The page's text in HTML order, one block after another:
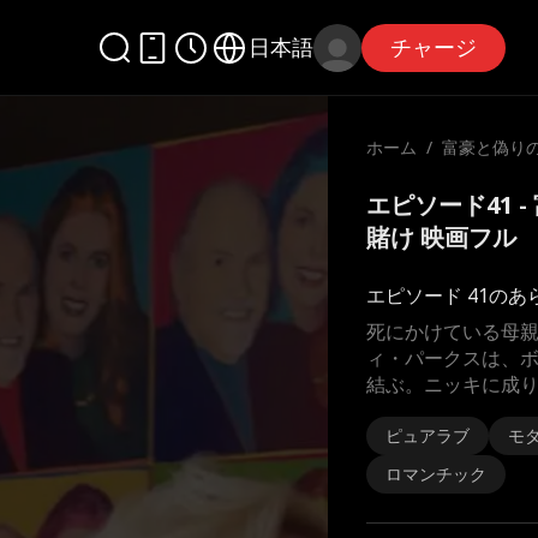
日本語 チャージ
ホーム / 富豪と偽り
エピソード41 -
賭け 映画フル
エピソード 41のあ
死にかけている母
ィ・パークスは、
結ぶ。ニッキに成
ピュアラブ
モ
ロマンチック